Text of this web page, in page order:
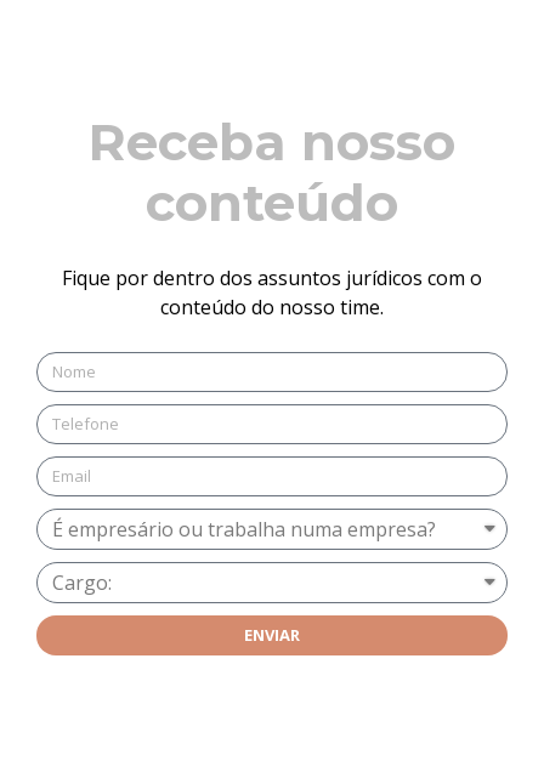
Receba nosso
conteúdo
Fique por dentro dos assuntos jurídicos com o
conteúdo do nosso time.
ENVIAR